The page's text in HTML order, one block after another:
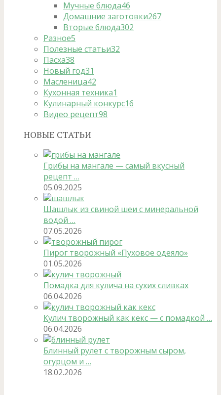
Мучные блюда46
Домашние заготовки267
Вторые блюда302
Разное5
Полезные статьи32
Пасха38
Новый год31
Масленица42
Кухонная техника1
Кулинарный конкурс16
Видео рецепт98
НОВЫЕ СТАТЬИ
Грибы на мангале — самый вкусный
рецепт …
05.09.2025
Шашлык из свиной шеи с минеральной
водой …
07.05.2026
Пирог творожный «Пуховое одеяло»
01.05.2026
Помадка для кулича на сухих сливках
06.04.2026
Кулич творожный как кекс — с помадкой …
06.04.2026
Блинный рулет с творожным сыром,
огурцом и …
18.02.2026